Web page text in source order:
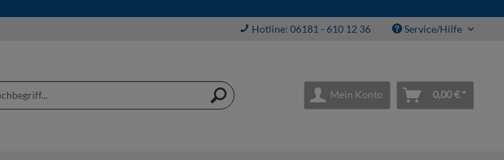
Hotline: 06181 - 610 12 36 Service/Hilfe
Mein Konto 0,00 € *